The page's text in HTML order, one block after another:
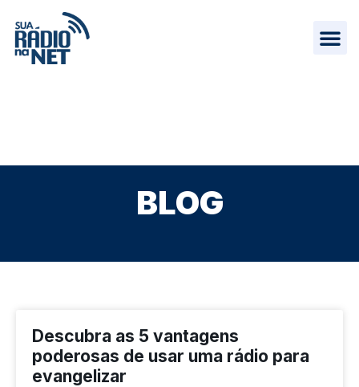
BLOG
Descubra as 5 vantagens
poderosas de usar uma rádio para
evangelizar